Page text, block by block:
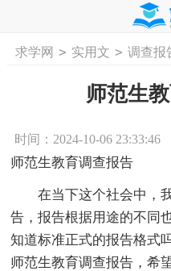
首页 工作计划
求学网 > 实用文 > 调查报
师范生
时间：2024-10-06 23:33:46
师范生教育调查报告
在当下这个社会中，我
告，报告根据用途的不同
知道标准正式的报告格式
师范生教育调查报告，希